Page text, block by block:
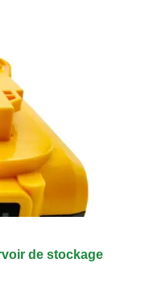
de stockage